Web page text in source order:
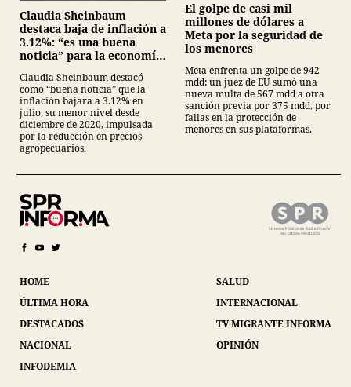
Claudia Sheinbaum
destaca baja de inflación a
3.12%: “es una buena
noticia” para la economía
Claudia Sheinbaum destacó
como “buena noticia” que la
inflación bajara a 3.12% en
julio, su menor nivel desde
diciembre de 2020, impulsada
por la reducción en precios
agropecuarios.
El golpe de casi mil
millones de dólares a
Meta por la seguridad de
los menores
Meta enfrenta un golpe de 942
mdd: un juez de EU sumó una
nueva multa de 567 mdd a otra
sanción previa por 375 mdd, por
fallas en la protección de
menores en sus plataformas.
HOME
ÚLTIMA HORA
DESTACADOS
NACIONAL
INFODEMIA
SALUD
INTERNACIONAL
TV MIGRANTE INFORMA
OPINIÓN